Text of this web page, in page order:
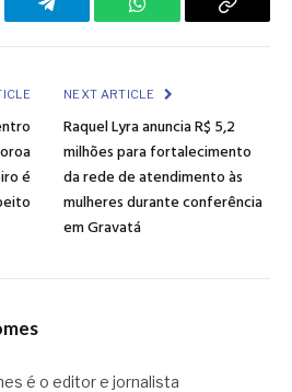
Telegram WhatsApp Copy
é
NEXT ARTICLE
Raquel Lyra anuncia R$ 5,2
milhões para fortalecimento
da rede de atendimento às
mulheres durante conferência
em Gravatá
é o editor e jornalista